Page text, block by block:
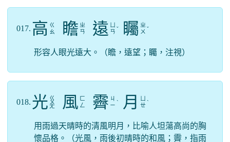
017. 高 ㄍ
ㄠ
瞻 ㄓ
ㄢ
遠 ㄢ ˇ 矚 ㄓ
ㄨ ˇ
形容人眼光遠大。（瞻，遠望；矚，注視）
018. 光 ㄍ
ㄨ
ㄤ 風 ㄈ
ㄥ
霽 ㄐ
ㄧ ˋ 月
ㄝˋ
用雨過天晴時的清風明月，比喻人坦蕩高尚的胸
懷品格。（光風，雨後初晴時的和風；霽，指雨